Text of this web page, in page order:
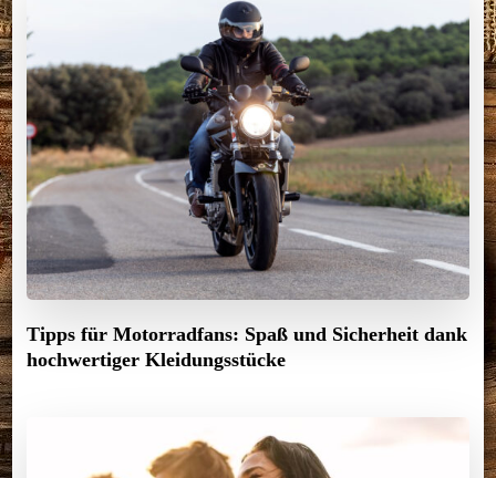
Tipps für Motorradfans: Spaß und Sicherheit dank
hochwertiger Kleidungsstücke